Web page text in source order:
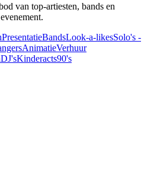
van top-artiesten, bands en
PresentatieBandsLook-a-likesSolo's -
AnimatieVerhuur
DJ'sKinderacts90's